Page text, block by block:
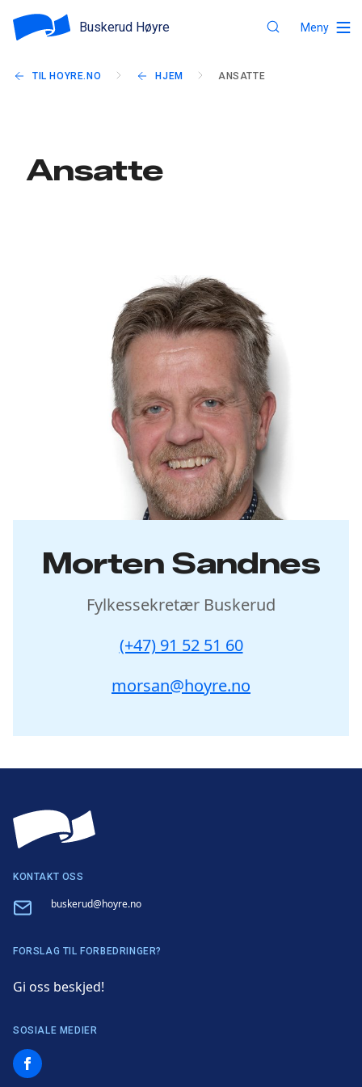
Buskerud Høyre Meny
TIL HOYRE.NO HJEM ANSATTE
Ansatte
Morten Sandnes
Fylkessekretær Buskerud
(+47) 91 52 51 60
morsan@hoyre.no
KONTAKT OSS
Email buskerud@hoyre.no
FORSLAG TIL FORBEDRINGER?
Gi oss beskjed!
SOSIALE MEDIER
Facebook